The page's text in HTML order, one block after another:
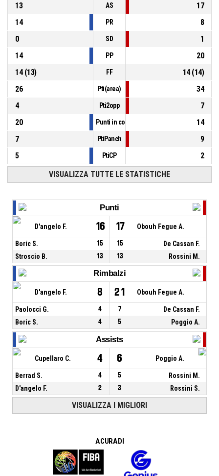
13
AS
17
14
PR
8
0
SD
1
14
PP
20
14(13) FF 14(14)
26
Pti(area)
34
4
Pti2opp
7
20
Punti in contropiede
14
7
PtiPanch
9
5
PtiCP 2
VISUALIZZA TUTTE LE STATISTICHE
Punti
D'angelo F. 16 17 Obouh Fegue A.
Boric S. 15 15
De Cassan F.
Stroscio B.
13 13 Rossini M.
Rimbalzi
D'angelo F. 8 21 Obouh Fegue A.
Paolocci G. 4 7
De Cassan F.
Boric S.
4 5 Poggio A.
Assists
Cupellaro C. 4 6 Poggio A.
Berrad S. 4 5
Rossini M.
D'angelo F.
2 3 Rossini S.
VISUALIZZA I MIGLIORI
A CURA DI